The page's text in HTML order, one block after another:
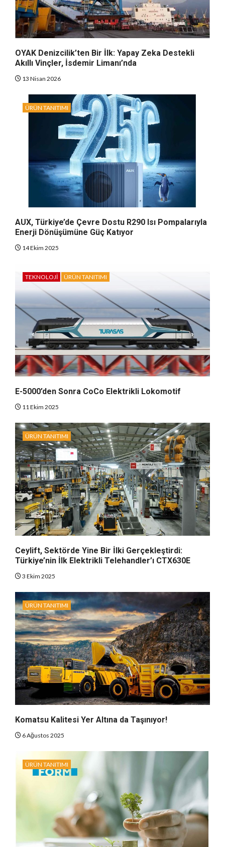
OYAK Denizcilik’ten Bir İlk: Yapay Zeka Destekli
Akıllı Vinçler, İsdemir Limanı’nda
13 Nisan 2026
ÜRÜN TANITIMI
AUX, Türkiye’de Çevre Dostu R290 Isı Pompalarıyla
Enerji Dönüşümüne Güç Katıyor
14 Ekim 2025
TEKNOLOJI ÜRÜN TANITIMI
E-5000’den Sonra CoCo Elektrikli Lokomotif
11 Ekim 2025
ÜRÜN TANITIMI
Ceylift, Sektörde Yine Bir İlki Gerçekleştirdi:
Türkiye’nin İlk Elektrikli Telehandler’ı CTX630E
3 Ekim 2025
ÜRÜN TANITIMI
Komatsu Kalitesi Yer Altına da Taşınıyor!
6 Ağustos 2025
ÜRÜN TANITIMI